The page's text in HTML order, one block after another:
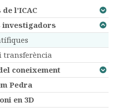
l’ICAC
transferència
coneixement
Pedra
en 3D